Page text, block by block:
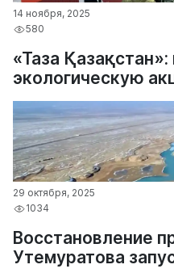
14 ноября, 2025
580
«Таза
экологическую
29 октября, 2025
1034
Восстановление
Утемуратова